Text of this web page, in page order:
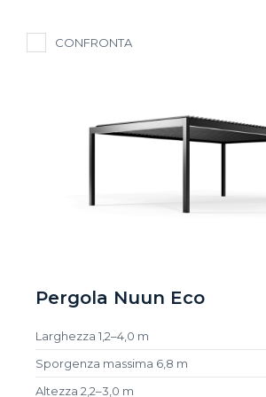
CONFRONTA
Pergola Nuun Eco
Larghezza 1,2–4,0 m
Sporgenza massima 6,8 m
Altezza 2,2–3,0 m